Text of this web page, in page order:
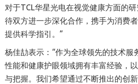
对于TCL华星光电在视觉健康方面的
待双方进一步深化合作，携手为消费
提供科学指引。”
杨佳劼表示：“作为全球领先的技术服
性能和健康护眼领域拥有丰富经验，
与把握。我们希望通过不断推出的创